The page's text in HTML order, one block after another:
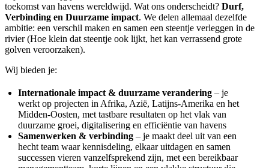
toekomst van havens wereldwijd. Wat ons onderscheidt? Durf,
Verbinding en Duurzame impact. We delen allemaal dezelfde
ambitie: een verschil maken en samen een steentje verleggen in de
rivier (Hoe klein dat steentje ook lijkt, het kan verrassend grote
golven veroorzaken).
Wij bieden je:
Internationale impact & duurzame verandering – je
werkt op projecten in Afrika, Azië, Latijns-Amerika en het
Midden-Oosten, met tastbare resultaten op het vlak van
duurzame groei, digitalisering en efficiëntie van havens
Samenwerken & verbinding – je maakt deel uit van een
hecht team waar kennisdeling, elkaar uitdagen en samen
successen vieren vanzelfsprekend zijn, met een bereikbaar